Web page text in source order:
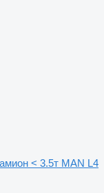
< 3.5т MAN L4